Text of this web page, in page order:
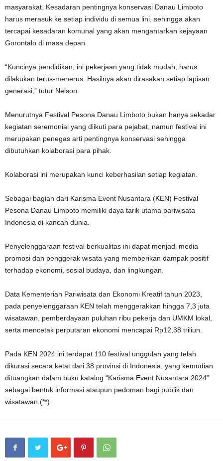
masyarakat. Kesadaran pentingnya konservasi Danau Limboto
harus merasuk ke setiap individu di semua lini, sehingga akan
tercapai kesadaran komunal yang akan mengantarkan kejayaan
Gorontalo di masa depan.
“Kuncinya pendidikan, ini pekerjaan yang tidak mudah, harus
dilakukan terus-menerus. Hasilnya akan dirasakan setiap lapisan
generasi,” tutur Nelson.
Menurutnya Festival Pesona Danau Limboto bukan hanya sekadar
kegiatan seremonial yang diikuti para pejabat, namun festival ini
merupakan penegas arti pentingnya konservasi sehingga
dibutuhkan kolaborasi para pihak.
Kolaborasi ini merupakan kunci keberhasilan setiap kegiatan.
Sebagai bagian dari Karisma Event Nusantara (KEN) Festival
Pesona Danau Limboto memiliki daya tarik utama pariwisata
Indonesia di kancah dunia.
Penyelenggaraan festival berkualitas ini dapat menjadi media
promosi dan penggerak wisata yang memberikan dampak positif
terhadap ekonomi, sosial budaya, dan lingkungan.
Data Kementerian Pariwisata dan Ekonomi Kreatif tahun 2023,
pada penyelenggaraan KEN telah menggerakkan hingga 7,3 juta
wisatawan, pemberdayaan puluhan ribu pekerja dan UMKM lokal,
serta mencetak perputaran ekonomi mencapai Rp12,38 triliun.
Pada KEN 2024 ini terdapat 110 festival unggulan yang telah
dikurasi secara ketat dari 38 provinsi di Indonesia, yang kemudian
dituangkan dalam buku katalog “Karisma Event Nusantara 2024”
sebagai bentuk informasi ataupun pedoman bagi publik dan
wisatawan.(**)